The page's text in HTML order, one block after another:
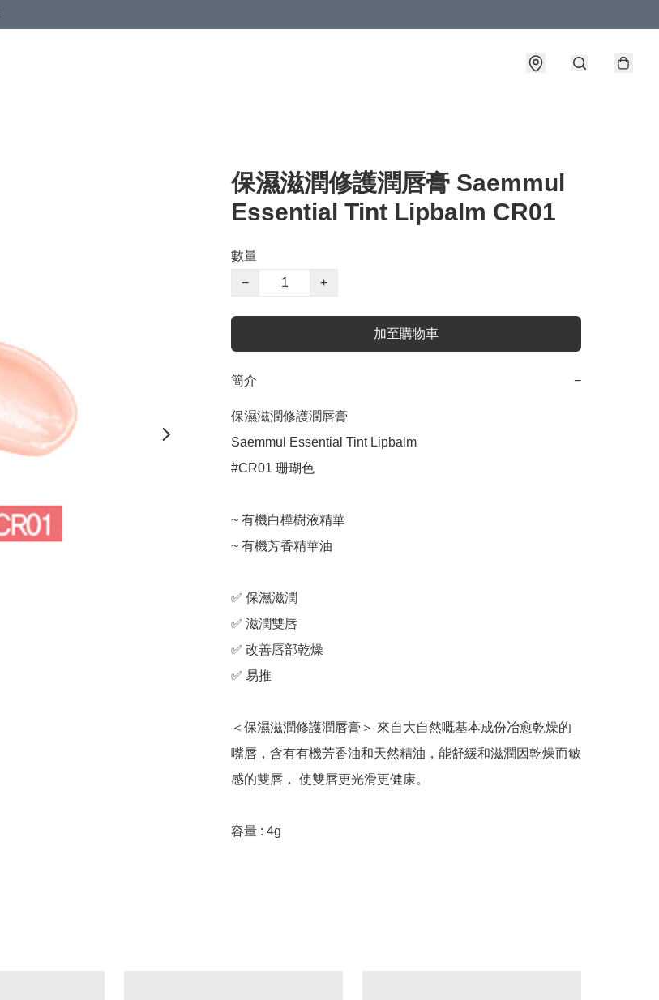
保濕滋潤修護潤唇膏 Saemmul
Essential Tint Lipbalm CR01
數量
−
+
加至購物車
簡介 −
保濕滋潤修護潤唇膏
Saemmul Essential Tint Lipbalm
#CR01 珊瑚色
~ 有機白樺樹液精華
~ 有機芳香精華油
✅ 保濕滋潤
✅ 滋潤雙唇
✅ 改善唇部乾燥
✅ 易推
＜保濕滋潤修護潤唇膏＞ 來自大自然嘅基本成份冶愈乾燥的
嘴唇，含有有機芳香油和天然精油，能舒緩和滋潤因乾燥而敏
感的雙唇， 使雙唇更光滑更健康。
容量 : 4g